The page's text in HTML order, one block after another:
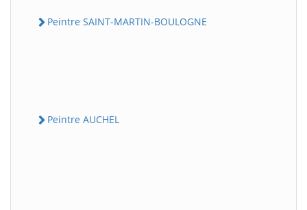
Peintre SAINT-MARTIN-BOULOGNE
Peintre AUCHEL